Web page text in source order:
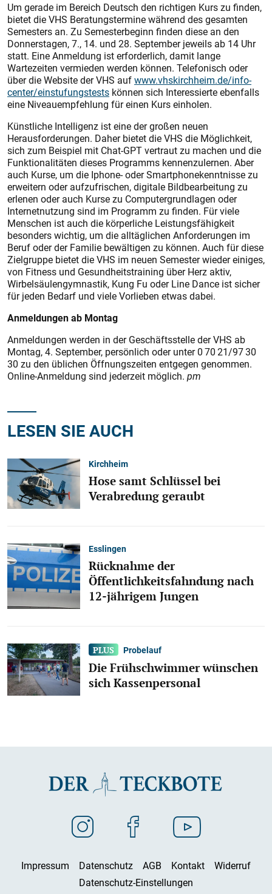
Um gerade im Bereich Deutsch den richtigen Kurs zu finden,
bietet die VHS Beratungstermine während des gesamten
Semesters an. Zu Semesterbeginn finden diese an den
Donnerstagen, 7., 14. und 28. September jeweils ab 14 Uhr
statt. Eine Anmeldung ist erforderlich, damit lange
Wartezeiten vermieden werden können. Telefonisch oder
über die Website der VHS aufwww.vhskirchheim.de/info-
center/einstufungstests können sich Interessierte ebenfalls
eine Niveauempfehlung für einen Kurs einholen.
Künstliche Intelligenz ist eine der großen neuen
Herausforderungen. Daher bietet die VHS die Möglichkeit,
sich zum Beispiel mit Chat-GPT vertraut zu machen und die
Funktionalitäten dieses Programms kennenzulernen. Aber
auch Kurse, um die Iphone- oder Smartphonekenntnisse zu
erweitern oder aufzufrischen, digitale Bildbearbeitung zu
erlenen oder auch Kurse zu Computergrundlagen oder
Internetnutzung sind im Programm zu finden. Für viele
Menschen ist auch die körperliche Leistungsfähigkeit
besonders wichtig, um die alltäglichen Anforderungen im
Beruf oder der Familie bewältigen zu können. Auch für diese
Zielgruppe bietet die VHS im neuen Semester wieder einiges,
von Fitness und Gesundheitstraining über Herz aktiv,
Wirbelsäulengymnastik, Kung Fu oder Line Dance ist sicher
für jeden Bedarf und viele Vorlieben etwas dabei.
Anmeldungen ab Montag
Anmeldungen werden in der Geschäftsstelle der VHS ab
Montag, 4. September, persönlich oder unter 0 70 21/97 30
30 zu den üblichen Öffnungszeiten entgegen genommen.
Online-Anmeldung sind jederzeit möglich. pm
LESEN SIE AUCH
Kirchheim
Hose samt Schlüssel bei
Verabredung geraubt
Esslingen
Rücknahme der
Öffentlichkeitsfahndung nach
12-jährigem Jungen
Probelauf
Die Frühschwimmer wünschen
sich Kassenpersonal
Impressum Datenschutz AGB Kontakt
Widerruf
Datenschutz-Einstellungen